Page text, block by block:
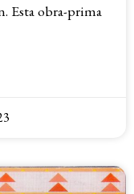
Esta obra-prima